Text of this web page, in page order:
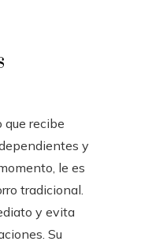
que recibe
y
le es
tradicional.
y evita
Su